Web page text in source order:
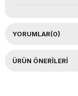
YORUMLAR(0)
ÜRÜN ÖNERILERI